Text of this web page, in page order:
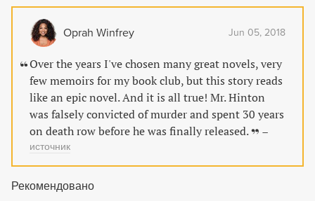
Oprah Winfrey Jun 05, 2018
Over the years I've chosen many great novels, very
few memoirs for my book club, but this story reads
like an epic novel. And it is all true! Mr. Hinton
was falsely convicted of murder and spent 30 years
on death row before he was finally released.
–
источник
Рекомендовано